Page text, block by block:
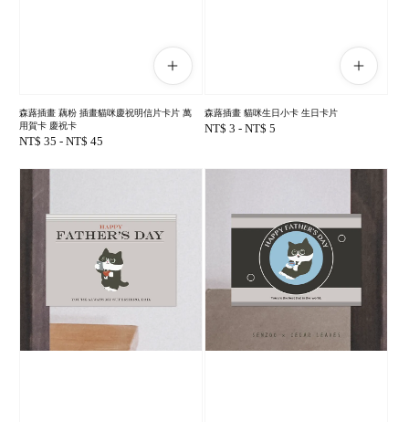
森蕗插畫 藕粉 插畫貓咪慶祝明信片卡片 萬
用賀卡 慶祝卡
Regular
NT$ 35 - NT$ 45
森蕗插畫 貓咪生日小卡 生日卡片
Regular
NT$ 3 - NT$ 5